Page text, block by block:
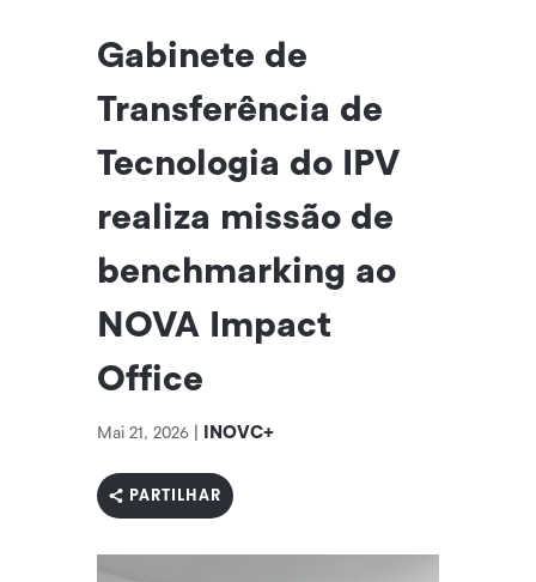
Gabinete de
Transferência de
Tecnologia do IPV
realiza missão de
benchmarking ao
NOVA Impact
Office
Mai 21, 2026| INOVC+
PARTILHAR